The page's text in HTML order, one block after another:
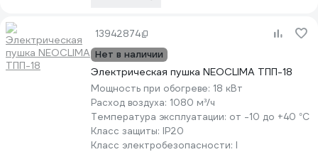
13942874
Нет в наличии
Электрическая пушка NEOCLIMA ТПП-18
Мощность при обогреве: 18 кВт
Расход воздуха: 1080 м³/ч
Температура эксплуатации: от -10 до +40 °С
Класс защиты: IP20
Класс электробезопасности: I